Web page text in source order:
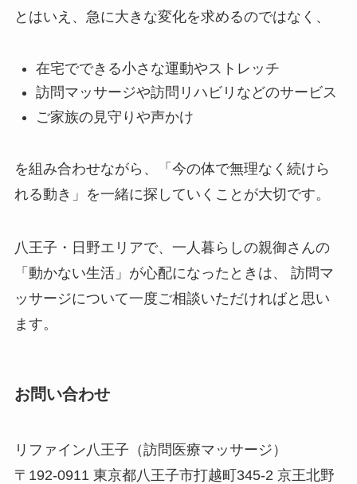
とはいえ、急に大きな変化を求めるのではなく、
在宅でできる小さな運動やストレッチ
訪問マッサージや訪問リハビリなどのサービス
ご家族の見守りや声かけ
を組み合わせながら、「今の体で無理なく続けら
れる動き」を一緒に探していくことが大切です。
八王子・日野エリアで、一人暮らしの親御さんの
「動かない生活」が心配になったときは、 訪問マ
ッサージについて一度ご相談いただければと思い
ます。
お問い合わせ
リファイン八王子（訪問医療マッサージ）
〒192-0911 東京都八王子市打越町345-2 京王北野